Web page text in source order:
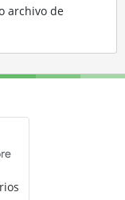
archivo de